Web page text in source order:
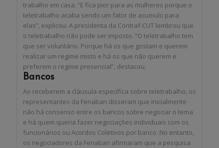
trabalho em casa. “E fica pior para as mulheres porque o
teletrabalho acaba sendo um fator de acumulo para
elas”, explicou. A presidenta da Contraf-CUT lembrou que
o teletrabalho não pode ser imposto. “O teletrabalho tem
que ser voluntário. Porque há os que gostam e querem
realizar um regime misto e há os que não querem e
preferem o regime presencial”, destacou.
Bancos
Ao receberem a cláusula específica sobre teletrabalho, os
representantes da Fenaban disseram que inicialmente
não há consenso entre os bancos sobre negociar o tema
e há quem queria fazer negociações individuais com os
funcionários ou Acordos Coletivos por banco. No entanto,
os negociadores da Fenaban afirmaram que a pesquisa